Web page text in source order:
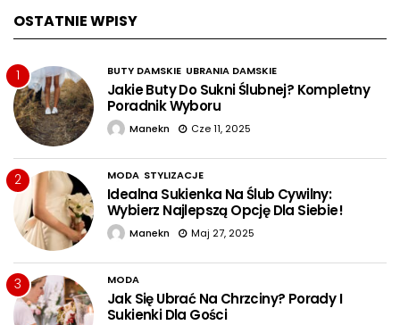
OSTATNIE WPISY
1 BUTY DAMSKIE UBRANIA DAMSKIE
Jakie Buty Do Sukni Ślubnej? Kompletny
Poradnik Wyboru
Manekn Cze 11, 2025
2 MODA STYLIZACJE
Idealna Sukienka Na Ślub Cywilny:
Wybierz Najlepszą Opcję Dla Siebie!
Manekn Maj 27, 2025
3 MODA
Jak Się Ubrać Na Chrzciny? Porady I
Sukienki Dla Gości